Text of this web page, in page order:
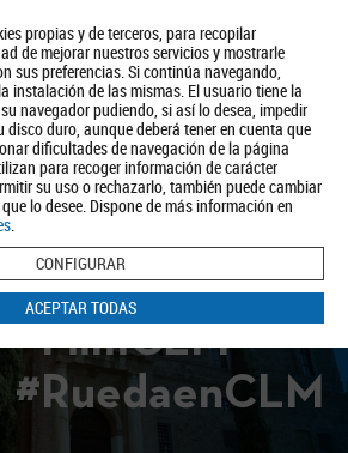
propias y de terceros, para recopilar
de mejorar nuestros servicios y mostrarle
sus preferencias. Si continúa navegando,
instalación de las mismas. El usuario tiene la
navegador pudiendo, si así lo desea, impedir
duro, aunque deberá tener en cuenta que
dificultades de navegación de la página
para recoger información de carácter
su uso o rechazarlo, también puede cambiar
lo desee. Dispone de más información en
.
CONFIGURAR
ACEPTAR TODAS
de Privacidad Aviso Legal Política de Cookies
BUSCAR
#FilmCLM
#RuedaenCLM